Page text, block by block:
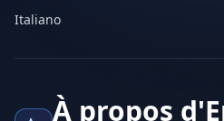
Italiano
À propos